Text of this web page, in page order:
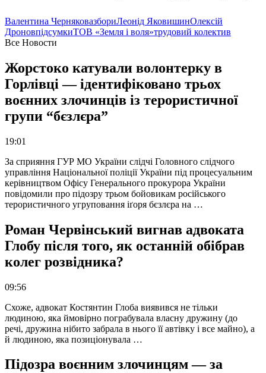
Валентина ЧерняковазбориЛеонід ЯковишинОлексій
ДроновпідсумкиТОВ «Земля і воля»трудовий колектив
Все Новости
Жорстоко катували волонтерку в
Горлівці — ідентифіковано трьох
воєнних злочинців із терористичної
групи “бєзлєра”
19:01
За сприяння ГУР МО України слідчі Головного слідчого
управління Національної поліції України під процесуальним
керівництвом Офісу Генерального прокурора України
повідомили про підозру трьом бойовикам російського
терористичного угруповання іґоря бєзлєра на …
Роман Червінський вигнав адвоката
Глобу після того, як останній обібрав
колег розвідника?
09:56
Схоже, адвокат Костянтин Глоба виявився не тільки
людиною, яка ймовірно пограбувала власну дружину (до
речі, дружина нібито забрала в нього її автівку і все майно), а
й людиною, яка позиціонувала …
Підозра воєнним злочинцям — за